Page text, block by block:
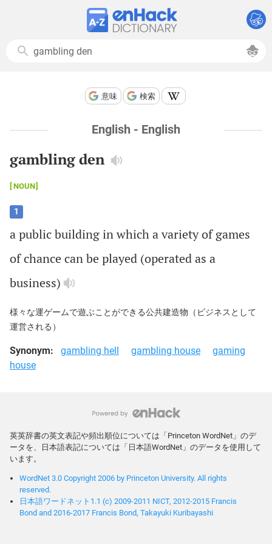
意味 検索
English - English
gambling den
NOUN
1
apublicbuilding inwhichavarietyof games
ofchance canbe played (operatedas a
business)
様々な運ゲームで遊ぶことができる公共建造物（ビジネスとして
運営される）
Synonym: gambling hell gambling house
gaming
house
英英辞書の英文表記や頻出順位については「Princeton WordNet」のデ
ータを、日本語表記については「日本語WordNet」のデータを使用して
います。
WordNet 3.0 Copyright 2006 by Princeton University. All rights
reserved.
日本語ワードネット1.1 (c) 2009-2011 NICT, 2012-2015 Francis
Bond and 2016-2017 Francis Bond, Takayuki Kuribayashi